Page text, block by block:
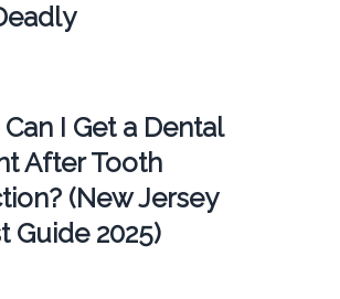
I Get a Dental
After Tooth
(New Jersey
Guide 2025)